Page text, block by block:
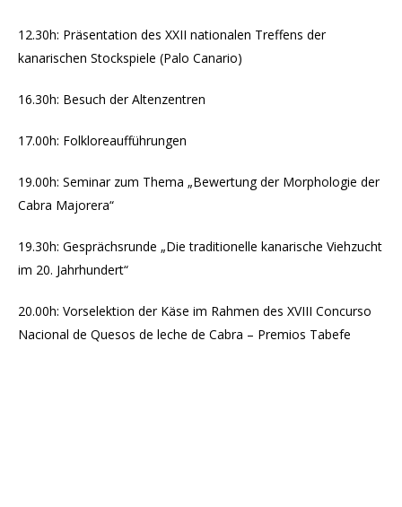
12.30h: Präsentation des XXII nationalen Treffens der
kanarischen Stockspiele (Palo Canario)
16.30h: Besuch der Altenzentren
17.00h: Folkloreaufführungen
19.00h: Seminar zum Thema „Bewertung der Morphologie der
Cabra Majorera“
19.30h: Gesprächsrunde „Die traditionelle kanarische Viehzucht
im 20. Jahrhundert“
20.00h: Vorselektion der Käse im Rahmen des XVIII Concurso
Nacional de Quesos de leche de Cabra – Premios Tabefe